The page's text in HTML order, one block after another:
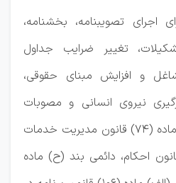
اجرای تصویبنامه، بخشنامه،
تغییر ضرایب جداول
و افزایش مبنای حقوقی،
نیروی انسانی و مصوبات
هیأت امنا صرفاً با رعایت ماده (74) قانون مدیریت خدمات
مفاد ماده (71) قانون احکام، دائمی بند (ح) ماده